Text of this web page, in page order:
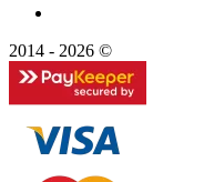
2014 - 2026 ©